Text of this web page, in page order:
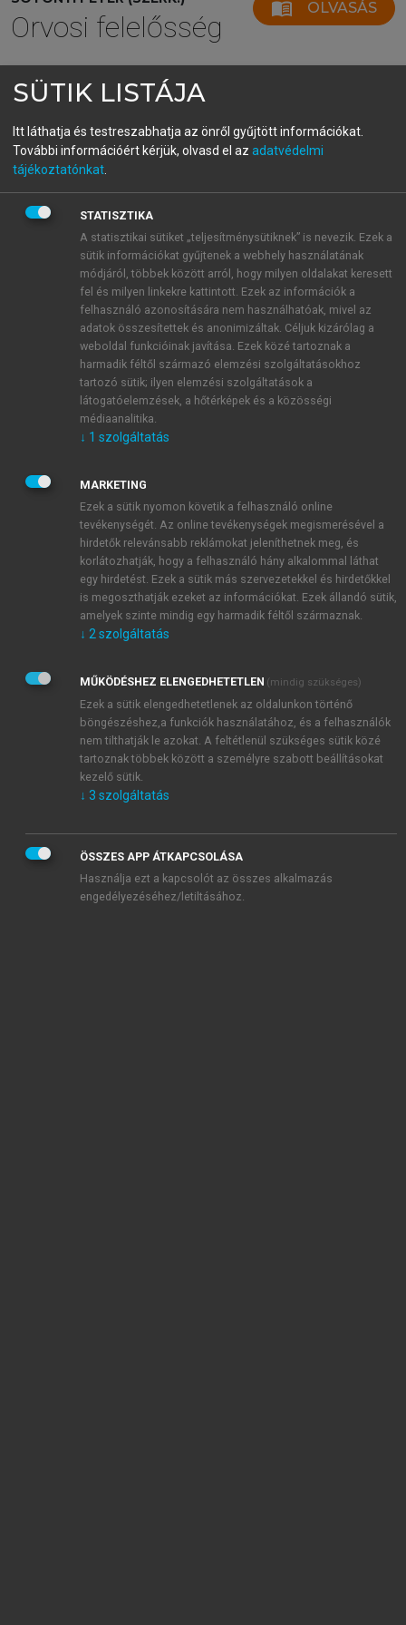
Orvosi felelősség
menu_book OLVASÁS
lehetnektörvények,melyek közül a gyakorló orvos
számára legalapvetőbb az 1997. évi CLIV. Tv.
(Egészségügyi Törvény), illetve az ehhez kapcsolódó
egyéb jogszabályok. Ugyancsak szakmai szabálynak
tekinthetők pld. a fenti fejezetekben részletezett
szabálysértésre vonatkozó törvényi rendelkezések is.
Szakmai szabályoka tankönyvek, különböző
folyóiratok, tudományos cikkek, módszertani levelek,
szakmai kollégiumi állásfoglalások, szakkönyvek,
gyógyszerhez csatolt útmutatók stb., amelyekkel
szemben azonban első és egyetlen alapvető
követelmény, hogy ezek közül csak azok tekinthetők
szakmai szabálynak, amelyek az adott korban
tudományosan elfogadottak. A szakmai szabályokat
azért sem lehet merev kategóriákba sorolni, és az
írott szabályok közé is azért tartozik a fent felsorolt
sokféle szabályhely, mert a törvény lehetőséget
biztosít a diagnózis, a gyógykezelés módja, a
gyógyszer megválasztása tekintetében arra
vonatkozóan, hogy a tudományosan elfogadott
módszerek közül az orvos bizonyos korlátozásokkal,
de szabadon válasszon.
Különleges, vagysui generisszabályok egy-egy
speciális ismeretanyagból fakadhatnak.
A szakmai szabályokat feloszthatjuk úgy is, hogy
ezek között vannakajánlott szabályok.Ilyen ajánlott
szabály a különböző szakmai kollégiumok
módszertani levele. Lassan azzá válnak a különböző
szakmai protokollok, de vannak olyan szabályok,
amelyeknek betartása
azon a speciális területen dolgozik, ilyen pl. a
védőoltások szabályozása.
SÜTIK LISTÁJA
Itt láthatja és testreszabhatja az önről gyűjtött információkat.
További információért kérjük, olvasd el az adatvédelmi
tájékoztatónkat
STATISZTIKA
A statisztikai sütiket „teljesítménysütiknek” is nevezik. Ezek a
sütik információkat gyűjtenek a webhely használatának
módjáról, többek között arról, hogy milyen oldalakat keresett
fel és milyen linkekre kattintott. Ezek az információk a
felhasználó azonosítására nem használhatóak, mivel az
adatok összesítettek és anonimizáltak. Céljuk kizárólag a
weboldal funkcióinak javítása. Ezek közé tartoznak a
harmadik féltől származó elemzési szolgáltatásokhoz
tartozó sütik; ilyen elemzési szolgáltatások a
látogatóelemzések, a hőtérképek és a közösségi
médiaanalitika.
↓ 1 szolgáltatás
MARKETING
Ezek a sütik nyomon követik a felhasználó online
tevékenységét. Az online tevékenységek megismerésével a
hirdetők relevánsabb reklámokat jeleníthetnek meg, és
korlátozhatják, hogy a felhasználó hány alkalommal láthat
egy hirdetést. Ezek a sütik más szervezetekkel és hirdetőkkel
is megoszthatják ezeket az információkat. Ezek állandó sütik,
amelyek szinte mindig egy harmadik féltől származnak.
↓ 2 szolgáltatás
MŰKÖDÉSHEZ ELENGEDHETETLEN (mindig szükséges)
Ezek a sütik elengedhetetlenek az oldalunkon történő
böngészéshez,a funkciók használatához, és a felhasználók
nem tilthatják le azokat. A feltétlenül szükséges sütik közé
tartoznak többek között a személyre szabott beállításokat
kezelő sütik.
↓ 3 szolgáltatás
ÖSSZES APP ÁTKAPCSOLÁSA
Használja ezt a kapcsolót az összes alkalmazás
engedélyezéséhez/letiltásához.